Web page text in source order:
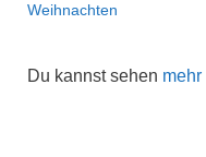
Weihnachten
Du kannst sehen